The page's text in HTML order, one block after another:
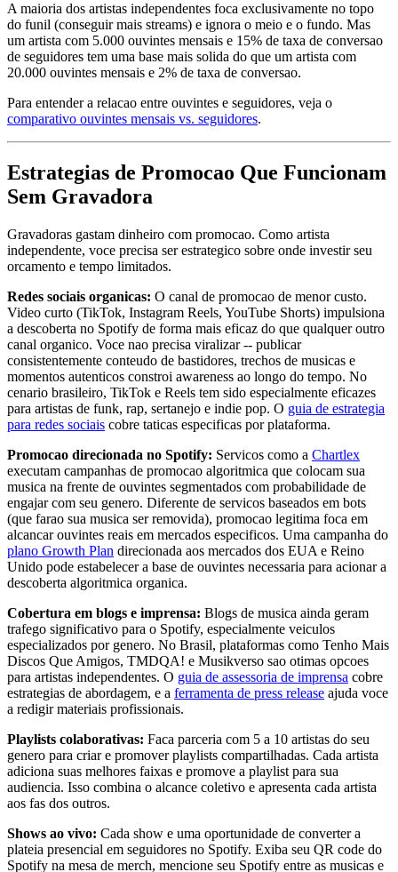
A maioria dos artistas independentes foca exclusivamente no topo
do funil (conseguir mais streams) e ignora o meio e o fundo. Mas
um artista com 5.000 ouvintes mensais e 15% de taxa de conversao
de seguidores tem uma base mais solida do que um artista com
20.000 ouvintes mensais e 2% de taxa de conversao.
Para entender a relacao entre ouvintes e seguidores, veja o
comparativo ouvintes mensais vs. seguidores.
Estrategias de Promocao Que Funcionam
Sem Gravadora
Gravadoras gastam dinheiro com promocao. Como artista
independente, voce precisa ser estrategico sobre onde investir seu
orcamento e tempo limitados.
Redes sociais organicas: O canal de promocao de menor custo.
Video curto (TikTok, Instagram Reels, YouTube Shorts) impulsiona
a descoberta no Spotify de forma mais eficaz do que qualquer outro
canal organico. Voce nao precisa viralizar -- publicar
consistentemente conteudo de bastidores, trechos de musicas e
momentos autenticos constroi awareness ao longo do tempo. No
cenario brasileiro, TikTok e Reels tem sido especialmente eficazes
para artistas de funk, rap, sertanejo e indie pop. O guia de estrategia
para redes sociais cobre taticas especificas por plataforma.
Promocao direcionada no Spotify: Servicos como a Chartlex
executam campanhas de promocao algoritmica que colocam sua
musica na frente de ouvintes segmentados com probabilidade de
engajar com seu genero. Diferente de servicos baseados em bots
(que farao sua musica ser removida), promocao legitima foca em
alcancar ouvintes reais em mercados especificos. Uma campanha do
plano Growth Plan direcionada aos mercados dos EUA e Reino
Unido pode estabelecer a base de ouvintes necessaria para acionar a
descoberta algoritmica organica.
Cobertura em blogs e imprensa: Blogs de musica ainda geram
trafego significativo para o Spotify, especialmente veiculos
especializados por genero. No Brasil, plataformas como Tenho Mais
Discos Que Amigos, TMDQA! e Musikverso sao otimas opcoes
para artistas independentes. O guia de assessoria de imprensa cobre
estrategias de abordagem, e a ferramenta de press release ajuda voce
a redigir materiais profissionais.
Playlists colaborativas: Faca parceria com 5 a 10 artistas do seu
genero para criar e promover playlists compartilhadas. Cada artista
adiciona suas melhores faixas e promove a playlist para sua
audiencia. Isso combina o alcance coletivo e apresenta cada artista
aos fas dos outros.
Shows ao vivo: Cada show e uma oportunidade de converter a
plateia presencial em seguidores no Spotify. Exiba seu QR code do
Spotify na mesa de merch, mencione seu Spotify entre as musicas e